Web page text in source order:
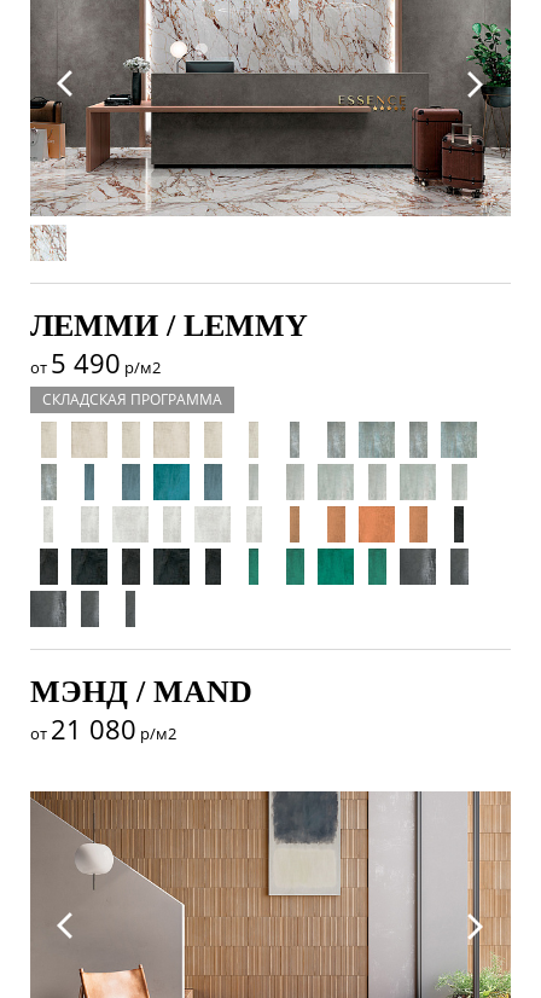
ЛЕММИ / LEMMY
от 5 490 р/м2
СКЛАДСКАЯ ПРОГРАММА
МЭНД / MAND
от 21 080 р/м2